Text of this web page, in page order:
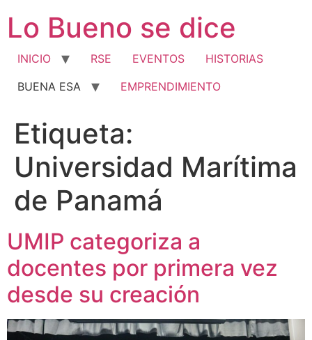
contenido
Lo Bueno se dice
INICIO RSE EVENTOS
HISTORIAS
BUENA ESA
EMPRENDIMIENTO
Etiqueta:
Universidad Marítima
de Panamá
UMIP categoriza a
docentes por primera vez
desde su creación